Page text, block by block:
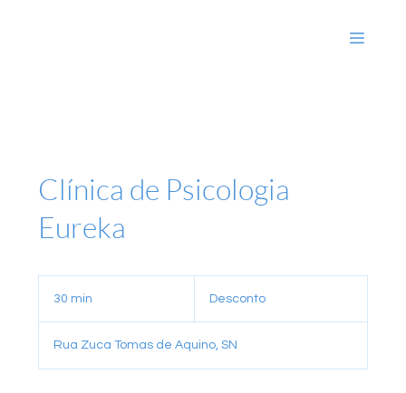
Clínica de Psicologia
Eureka
30 min
i
n
Desconto
Rua Zuca Tomas de Aquino, SN